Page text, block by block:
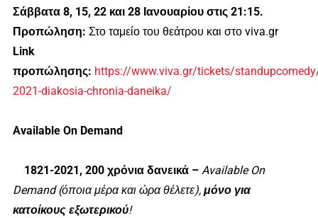
Σάββατα 8, 15, 22 και 28 Ιανουαρίου στις 21:15.
Προπώληση: Στο ταμείο του θεάτρου και στο viva.gr
Link
προπώλησης: https://www.viva.gr/tickets/
2021-diakosia-chronia-daneika/
Available On Demand
1821-2021, 200 χρόνια δανεικά – Available On
Demand (όποια μέρα και ώρα θέλετε), μόνο για
κατοίκους εξωτερικού!